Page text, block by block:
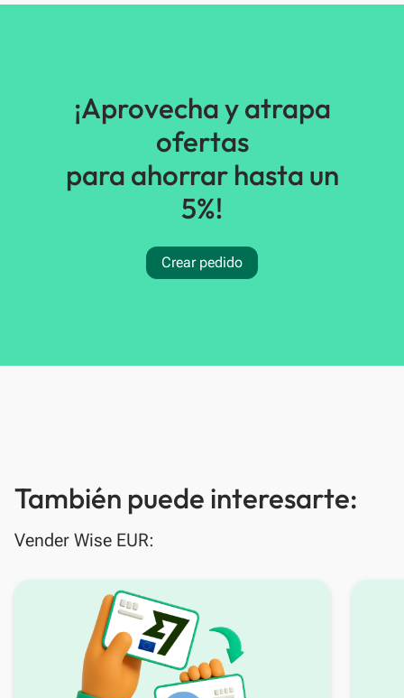
¡Aprovecha y atrapa
ofertas
para ahorrar hasta un
5%!
Crear pedido
También puede interesarte:
Vender Wise EUR: